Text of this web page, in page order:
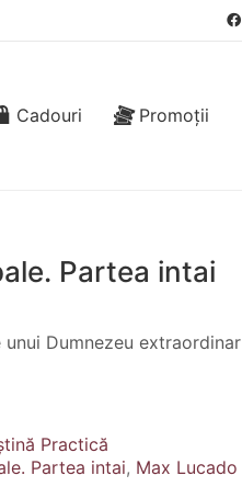
Cadouri Promoții
Partea intai
Dumnezeu extraordinar
Practică
Partea intai, Max Lucado